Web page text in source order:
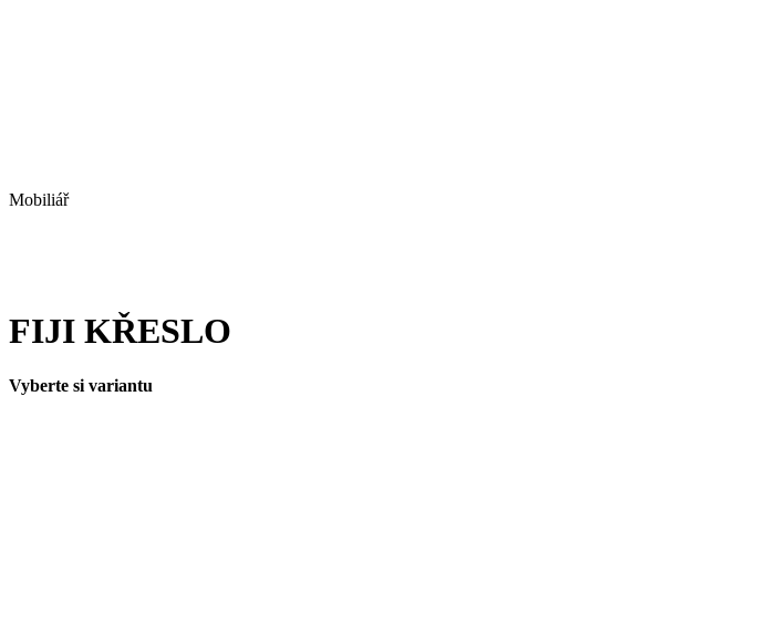
Mobiliář
FIJI KŘESLO
Vyberte si variantu